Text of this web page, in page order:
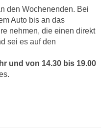
den Wochenenden. Bei
Auto bis an das
nehmen, die einen direkt
sei es auf den
und von 14.30 bis 19.00